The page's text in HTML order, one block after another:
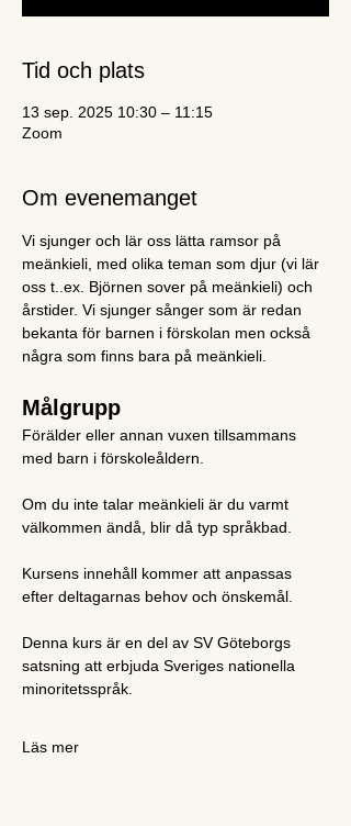
Tid och plats
13 sep. 2025 10:30 – 11:15
Zoom
Om evenemanget
Vi sjunger och lär oss lätta ramsor på
meänkieli, med olika teman som djur (vi lär
oss t..ex. Björnen sover på meänkieli) och
årstider. Vi sjunger sånger som är redan
bekanta för barnen i förskolan men också
några som finns bara på meänkieli.
Målgrupp
Förälder eller annan vuxen tillsammans
med barn i förskoleåldern.
Om du inte talar meänkieli är du varmt
välkommen ändå, blir då typ språkbad.
Kursens innehåll kommer att anpassas
efter deltagarnas behov och önskemål.
Denna kurs är en del av SV Göteborgs
satsning att erbjuda Sveriges nationella
minoritetsspråk.
Läs mer